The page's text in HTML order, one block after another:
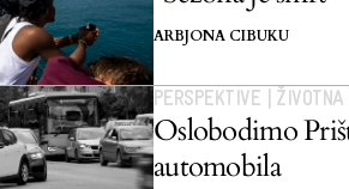
ARBJONA CIBUKU
PERSPEKTIVE ŽIVOTNA
Oslobodimo
automobila